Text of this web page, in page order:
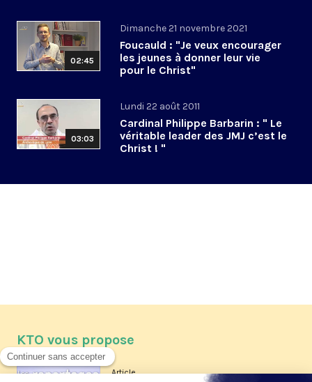
02:45
Dimanche 21 novembre 2021
Foucauld : "Je veux encourager
les jeunes à donner leur vie
pour le Christ"
03:03
Lundi 22 août 2011
Cardinal Philippe Barbarin : " Le
véritable leader des JMJ c’est le
Christ ! "
KTO vous propose
Article